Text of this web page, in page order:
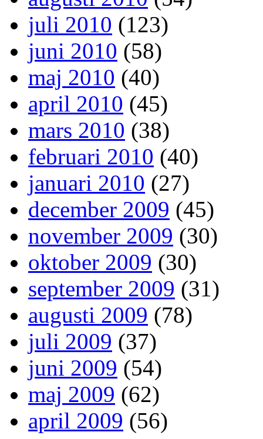
juli 2010 (123)
juni 2010 (58)
maj 2010 (40)
april 2010 (45)
mars 2010 (38)
februari 2010 (40)
januari 2010 (27)
december 2009 (45)
november 2009 (30)
oktober 2009 (30)
september 2009 (31)
augusti 2009 (78)
juli 2009 (37)
juni 2009 (54)
maj 2009 (62)
april 2009 (56)